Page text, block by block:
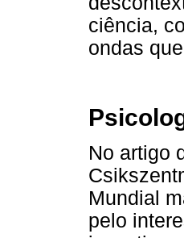
ciência,
ondas
No artigo
Mundial
pelo